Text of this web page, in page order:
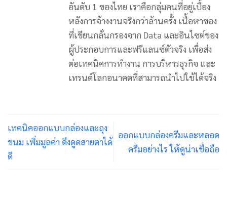
อันดับ 1 ของไทย เราคือกลุ่มคนที่อยู่เบื้อง
หลังการจ้างงานจริงกว่าล้านครั้ง เนื้อหาของ
ที่เขียนกลั่นกรองจาก Data และอินไซต์ของ
ผู้ประกอบการและฟรีแลนซ์ตัวจริง เพื่อส่ง
ต่อเทคนิคการทำงาน การบริหารธุรกิจ และ
เทรนด์โลกอนาคตที่สามารถนำไปใช้ได้จริง
เทคนิคออกแบบกล่องและถุง
ขนม เพิ่มมูลค่า ดึงดูดสายตาได้
ดี
ออกแบบกล่องครีมและหลอด
ครีมอย่างไร ให้ดูน่าเชื่อถือ